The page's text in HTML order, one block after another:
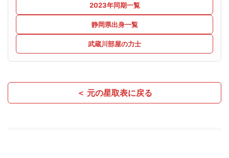
2023年同期一覧
静岡県出身一覧
武蔵川部屋の力士
＜ 元の星取表に戻る